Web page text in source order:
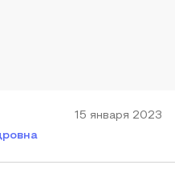
15 января 2023